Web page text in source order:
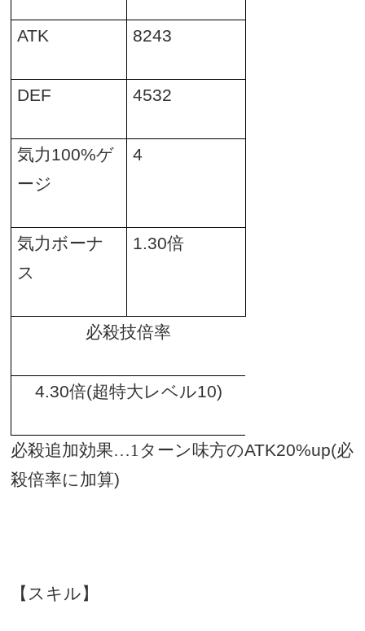
ATK 8243
DEF 4532
気力100%ゲ
ージ
4
気力ボーナ
ス
1.30倍
必殺技倍率
4.30倍(超特大レベル10)
必殺追加効果…1ターン味方のATK20%up(必
殺倍率に加算)
【スキル】